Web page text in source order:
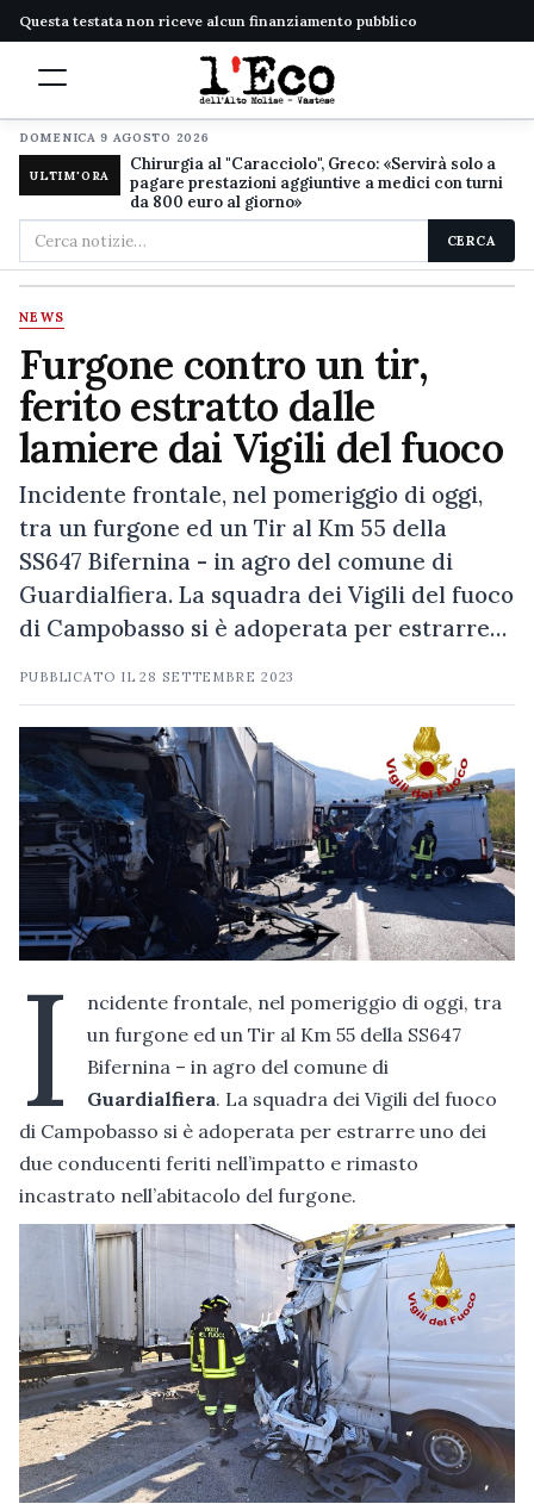
Questa testata non riceve alcun finanziamento pubblico
DOMENICA 9 AGOSTO 2026
ULTIM'ORA
Chirurgia al "Caracciolo", Greco: «Servirà solo a
pagare prestazioni aggiuntive a medici con turni
da 800 euro al giorno»
Cerca
nel
sito
CERCA
NEWS
Furgone contro un tir,
ferito estratto dalle
lamiere dai Vigili del fuoco
Incidente frontale, nel pomeriggio di oggi,
tra un furgone ed un Tir al Km 55 della
SS647 Bifernina - in agro del comune di
Guardialfiera. La squadra dei Vigili del fuoco
di Campobasso si è adoperata per estrarre…
PUBBLICATO IL28 SETTEMBRE 2023
I
ncidente frontale, nel pomeriggio di oggi, tra
un furgone ed un Tir al Km 55 della SS647
Bifernina – in agro del comune di
Guardialfiera. La squadra dei Vigili del fuoco
di Campobasso si è adoperata per estrarre uno dei
due conducenti feriti nell’impatto e rimasto
incastrato nell’abitacolo del furgone.